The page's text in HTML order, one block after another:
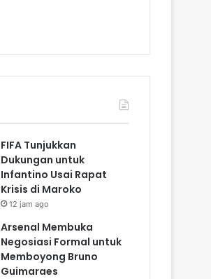
FIFA Tunjukkan
Dukungan untuk
Infantino Usai Rapat
Krisis di Maroko
12 jam ago
Arsenal Membuka
Negosiasi Formal untuk
Memboyong Bruno
Guimaraes